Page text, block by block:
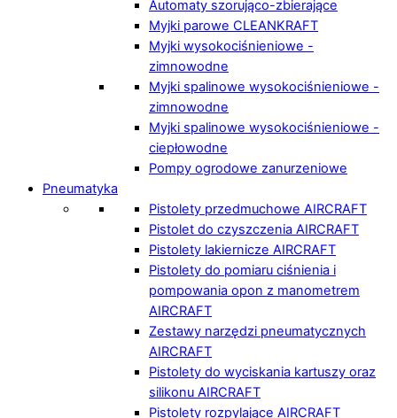
Automaty szorująco-zbierające
Myjki parowe CLEANKRAFT
Myjki wysokociśnieniowe -
zimnowodne
Myjki spalinowe wysokociśnieniowe -
zimnowodne
Myjki spalinowe wysokociśnieniowe -
ciepłowodne
Pompy ogrodowe zanurzeniowe
Pneumatyka
Pistolety przedmuchowe AIRCRAFT
Pistolet do czyszczenia AIRCRAFT
Pistolety lakiernicze AIRCRAFT
Pistolety do pomiaru ciśnienia i
pompowania opon z manometrem
AIRCRAFT
Zestawy narzędzi pneumatycznych
AIRCRAFT
Pistolety do wyciskania kartuszy oraz
silikonu AIRCRAFT
Pistolety rozpylające AIRCRAFT